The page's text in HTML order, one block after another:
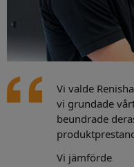
Vi valde
vi grundade
beundrade
Vi jämförde